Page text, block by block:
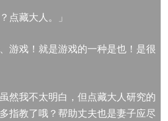
点藏大人。」
游戏！就是游戏的一种是也！是很
然我不太明白，但点藏大人研究的
指教了哦？帮助丈夫也是妻子应尽